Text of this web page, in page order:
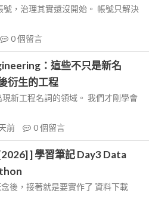
，治理其實還沒開始。 帳號只解決
0個留言
：這些不只是新名
衍生的工程
新工程名詞的領域。 我們才剛學會
前 0個留言
] 學習筆記 Day3 Data
後，接著就是要實作了 資料下載